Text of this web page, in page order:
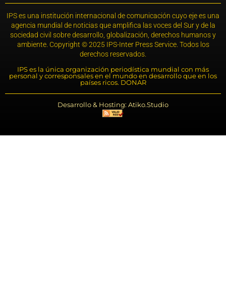
IPS es una institución internacional de comunicación cuyo eje es una
agencia mundial de noticias que amplifica las voces del Sur y de la
sociedad civil sobre desarrollo, globalización, derechos humanos y
ambiente. Copyright © 2025 IPS-Inter Press Service. Todos los
derechos reservados.
IPS es la única organización periodística mundial con más
personal y corresponsales en el mundo en desarrollo que en los
países ricos. DONAR
Desarrollo & Hosting: Atiko.Studio